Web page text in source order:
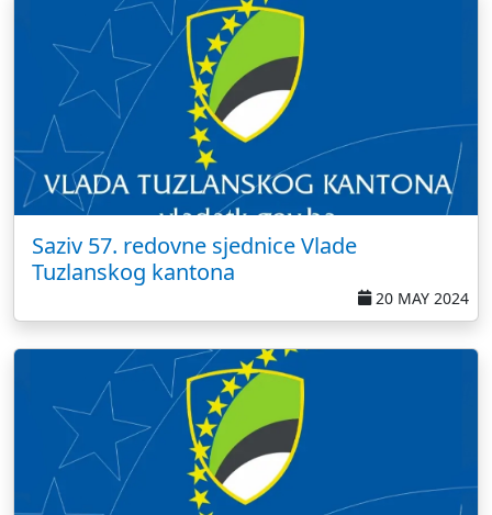
Saziv 57. redovne sjednice Vlade
Tuzlanskog kantona
20 MAY 2024